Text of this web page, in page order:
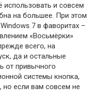
использовать и совсем
на большее. При этом
7 в фаворитах –
«Восьмёрки»
всего, на
да и остальные
от привычного
системы кнопка,
но если вам совсем не